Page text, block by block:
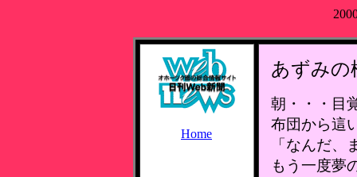
Home
あずみの
朝・・・目
布団から這
「なんだ、
もう一度夢